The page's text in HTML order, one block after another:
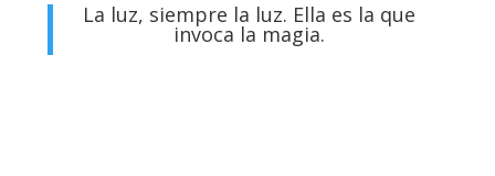
La luz, siempre la luz. Ella es la que
invoca la magia.